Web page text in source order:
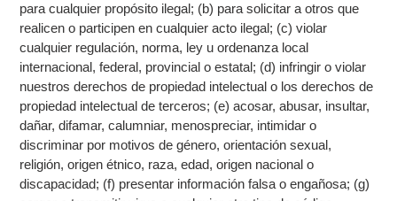
para cualquier propósito ilegal; (b) para solicitar a otros que
realicen o participen en cualquier acto ilegal; (c) violar
cualquier regulación, norma, ley u ordenanza local
internacional, federal, provincial o estatal; (d) infringir o violar
nuestros derechos de propiedad intelectual o los derechos de
propiedad intelectual de terceros; (e) acosar, abusar, insultar,
dañar, difamar, calumniar, menospreciar, intimidar o
discriminar por motivos de género, orientación sexual,
religión, origen étnico, raza, edad, origen nacional o
discapacidad; (f) presentar información falsa o engañosa; (g)